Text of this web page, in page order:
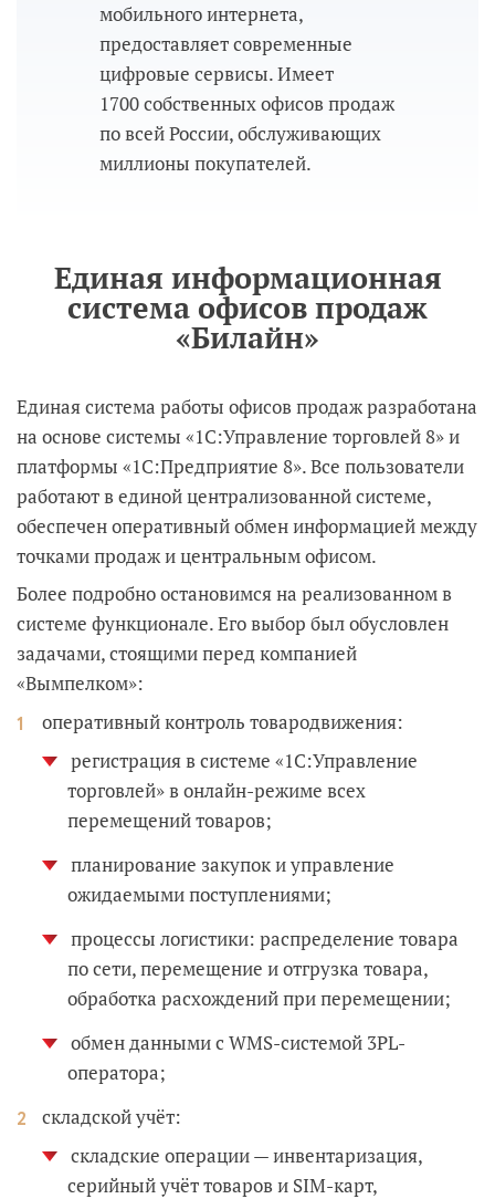
мобильного интернета,
предоставляет современные
цифровые сервисы. Имеет
1700 собственных офисов продаж
по всей России, обслуживающих
миллионы покупателей.
Единая информационная
система офисов продаж
«Билайн»
Единая система работы офисов продаж разработана
на основе системы «1С:Управление торговлей 8» и
платформы «1С:Предприятие 8». Все пользователи
работают в единой централизованной системе,
обеспечен оперативный обмен информацией между
точками продаж и центральным офисом.
Более подробно остановимся на реализованном в
системе функционале. Его выбор был обусловлен
задачами, стоящими перед компанией
«Вымпелком»:
оперативный контроль товародвижения:
регистрация в системе «1С:Управление
торговлей» в онлайн-режиме всех
перемещений товаров;
планирование закупок и управление
ожидаемыми поступлениями;
процессы логистики: распределение товара
по сети, перемещение и отгрузка товара,
обработка расхождений при перемещении;
обмен данными с WMS-системой 3PL-
оператора;
складской учёт:
складские операции — инвентаризация,
серийный учёт товаров и SIM-карт,